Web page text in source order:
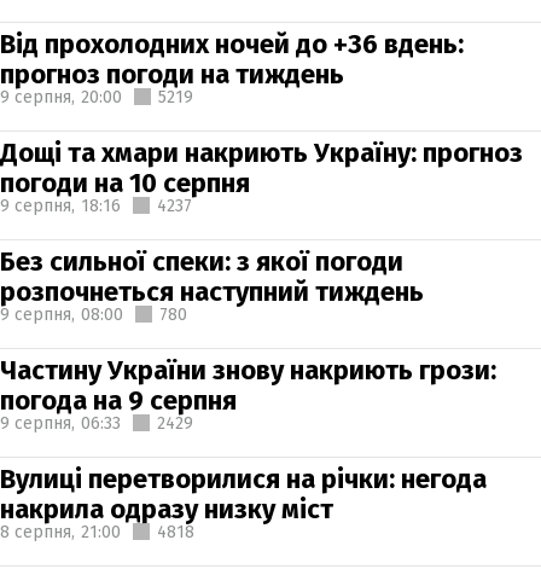
Від прохолодних ночей до +36 вдень:
прогноз погоди на тиждень
9 серпня, 20:00 5219
Дощі та хмари накриють Україну: прогноз
погоди на 10 серпня
9 серпня, 18:16 4237
Без сильної спеки: з якої погоди
розпочнеться наступний тиждень
9 серпня, 08:00 780
Частину України знову накриють грози:
погода на 9 серпня
9 серпня, 06:33 2429
Вулиці перетворилися на річки: негода
накрила одразу низку міст
8 серпня, 21:00 4818